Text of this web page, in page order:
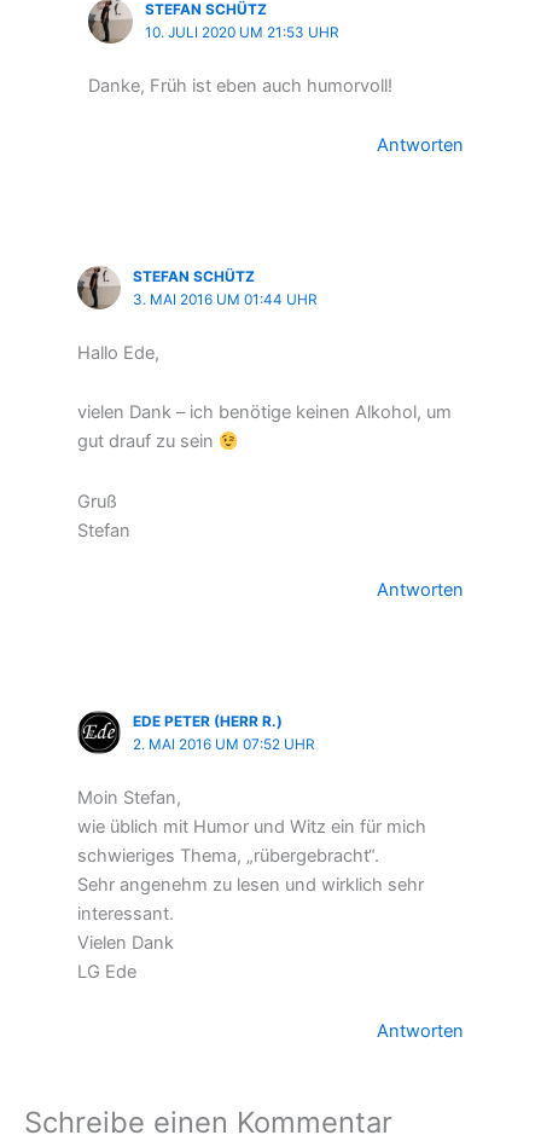
STEFAN SCHÜTZ
10. JULI 2020 UM 21:53 UHR
Danke, Früh ist eben auch humorvoll!
Antworten
STEFAN SCHÜTZ
3. MAI 2016 UM 01:44 UHR
Hallo Ede,
vielen Dank – ich benötige keinen Alkohol, um
gut drauf zu sein
Gruß
Stefan
Antworten
EDE PETER (HERR R.)
2. MAI 2016 UM 07:52 UHR
Moin Stefan,
wie üblich mit Humor und Witz ein für mich
schwieriges Thema, „rübergebracht“.
Sehr angenehm zu lesen und wirklich sehr
interessant.
Vielen Dank
LG Ede
Antworten
Schreibe einen Kommentar